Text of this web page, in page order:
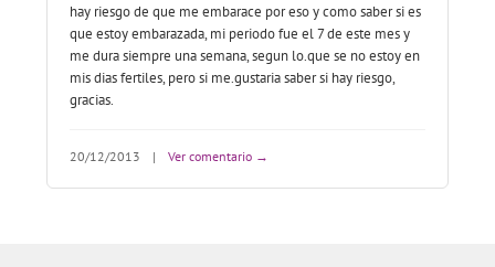
hay riesgo de que me embarace por eso y como saber si es
que estoy embarazada, mi periodo fue el 7 de este mes y
me dura siempre una semana, segun lo.que se no estoy en
mis dias fertiles, pero si me.gustaria saber si hay riesgo,
gracias.
20/12/2013 | Ver comentario →